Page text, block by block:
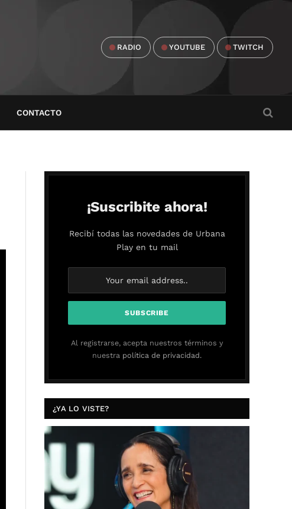
RADIO YOUTUBE TWITCH
CONTACTO
¡Suscribite ahora!
Recibí todas las novedades de Urbana
Play en tu mail
Al registrarse, acepta nuestros términos y
nuestra política de privacidad.
¿YA LO VISTE?